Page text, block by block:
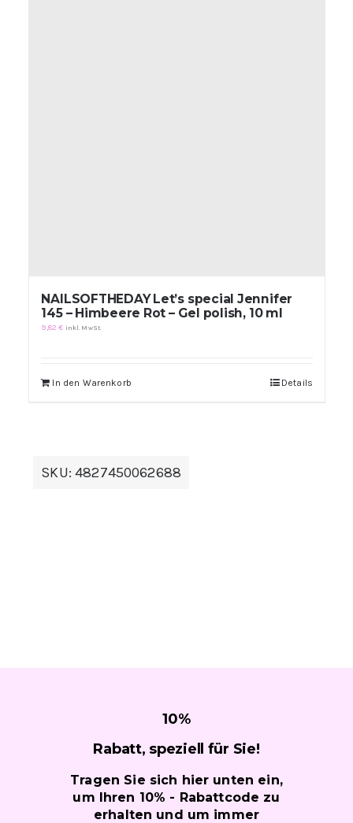
NAILSOFTHEDAY Let’s special Jennifer
145 – Himbeere Rot – Gel polish, 10 ml
9,82€ inkl. MwSt.
In den Warenkorb Details
SKU:4827450062688
10%
Rabatt, speziell für Sie!
Tragen Sie sich hier unten ein,
um Ihren 10% - Rabattcode zu
erhalten und um immer